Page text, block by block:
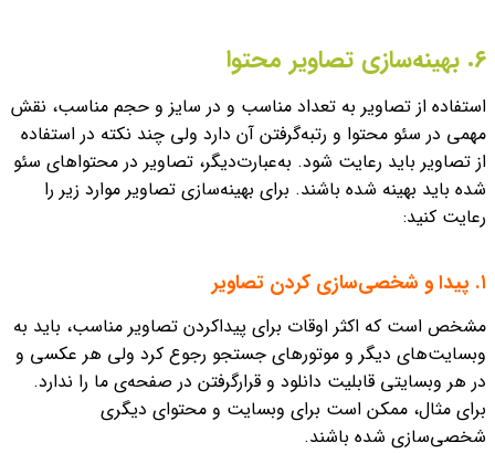
۶. بهینه‌سازی تصاویر محتوا
استفاده از تصاویر به تعداد مناسب و در سایز و حجم مناسب، نقش
مهمی در سئو محتوا و رتبه‌گرفتن آن دارد ولی چند نکته در استفاده
از تصاویر باید رعایت شود. به‌عبارت‌دیگر، تصاویر در محتواهای سئو
شده باید بهینه‌ شده باشند. برای بهینه‌سازی تصاویر موارد زیر را
رعایت کنید:
۱. پیدا و شخصی‌سازی‌ کردن تصاویر
مشخص است که اکثر اوقات برای پیداکردن تصاویر مناسب، باید به
وبسایت‌های دیگر و موتورهای جستجو رجوع کرد ولی هر عکسی و
در هر وبسایتی قابلیت دانلود و قرارگرفتن در صفحه‌ی ما را ندارد.
برای مثال، ممکن است برای وبسایت و محتوای دیگری
شخصی‌سازی شده باشند.